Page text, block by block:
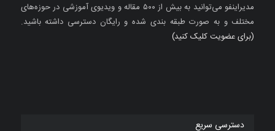
مدیراینفو می‌توانید به بیش از ۵۰۰ مقاله و ویدیوی آموزشی در حوزه‌های
مختلف و به صورت طبقه بندی شده و رایگان دسترسی داشته باشید.
(برای عضویت کلیک کنید)
دسترسی سریع